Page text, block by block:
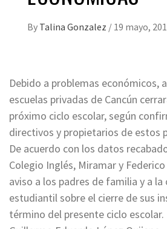
By Talina Gonzalez / 19 mayo,
Debido a problemas económicos,
escuelas privadas de Cancún
próximo ciclo escolar, según
directivos y propietarios de estos
De acuerdo con los datos
Colegio Inglés, Miramar y
aviso a los padres de familia y a la
estudiantil sobre el cierre de sus
término del presente ciclo escolar.